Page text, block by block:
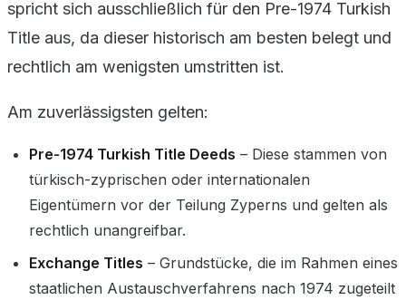
spricht sich ausschließlich für den Pre-1974 Turkish
Title aus, da dieser historisch am besten belegt und
rechtlich am wenigsten umstritten ist.
Am zuverlässigsten gelten:
Pre-1974 Turkish Title Deeds – Diese stammen von
türkisch-zyprischen oder internationalen
Eigentümern vor der Teilung Zyperns und gelten als
rechtlich unangreifbar.
Exchange Titles – Grundstücke, die im Rahmen eines
staatlichen Austauschverfahrens nach 1974 zugeteilt